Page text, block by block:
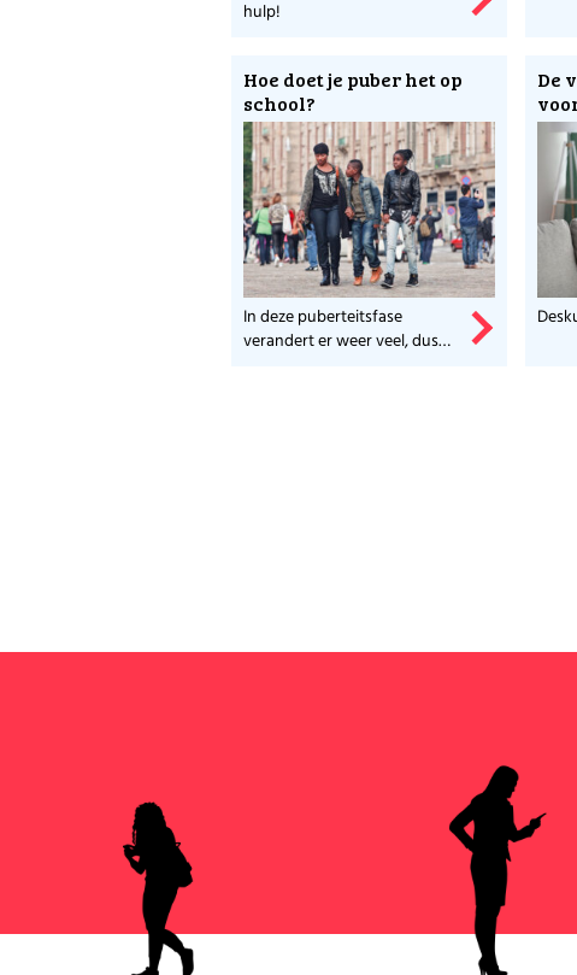
hulp!
Hoe doet je puber het op
school?
In deze puberteitsfase
verandert er weer veel, dus
De